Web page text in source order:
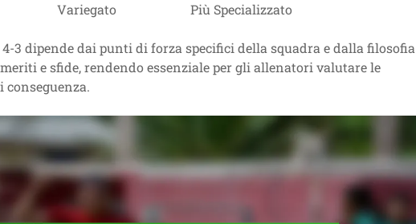
Variegato Più Specializzato
3 dipende dai punti di forza specifici della squadra e dalla filosofia
e sfide, rendendo essenziale per gli allenatori valutare le